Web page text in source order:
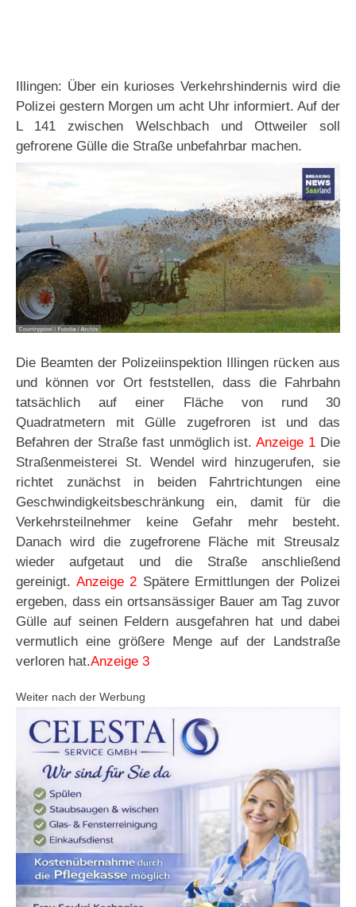
Illingen: Über ein kurioses Verkehrshindernis wird die
Polizei gestern Morgen um acht Uhr informiert. Auf der
L 141 zwischen Welschbach und Ottweiler soll
gefrorene Gülle die Straße unbefahrbar machen.
Die Beamten der Polizeiinspektion Illingen rücken aus
und können vor Ort feststellen, dass die Fahrbahn
tatsächlich auf einer Fläche von rund 30
Quadratmetern mit Gülle zugefroren ist und das
Befahren der Straße fast unmöglich ist.Anzeige 1 Die
Straßenmeisterei St. Wendel wird hinzugerufen, sie
richtet zunächst in beiden Fahrtrichtungen eine
Geschwindigkeitsbeschränkung ein, damit für die
Verkehrsteilnehmer keine Gefahr mehr besteht.
Danach wird die zugefrorene Fläche mit Streusalz
wieder aufgetaut und die Straße anschließend
gereinigt. Anzeige 2 Spätere Ermittlungen der Polizei
ergeben, dass ein ortsansässiger Bauer am Tag zuvor
Gülle auf seinen Feldern ausgefahren hat und dabei
vermutlich eine größere Menge auf der Landstraße
verloren hat.Anzeige 3
Weiter nach der Werbung